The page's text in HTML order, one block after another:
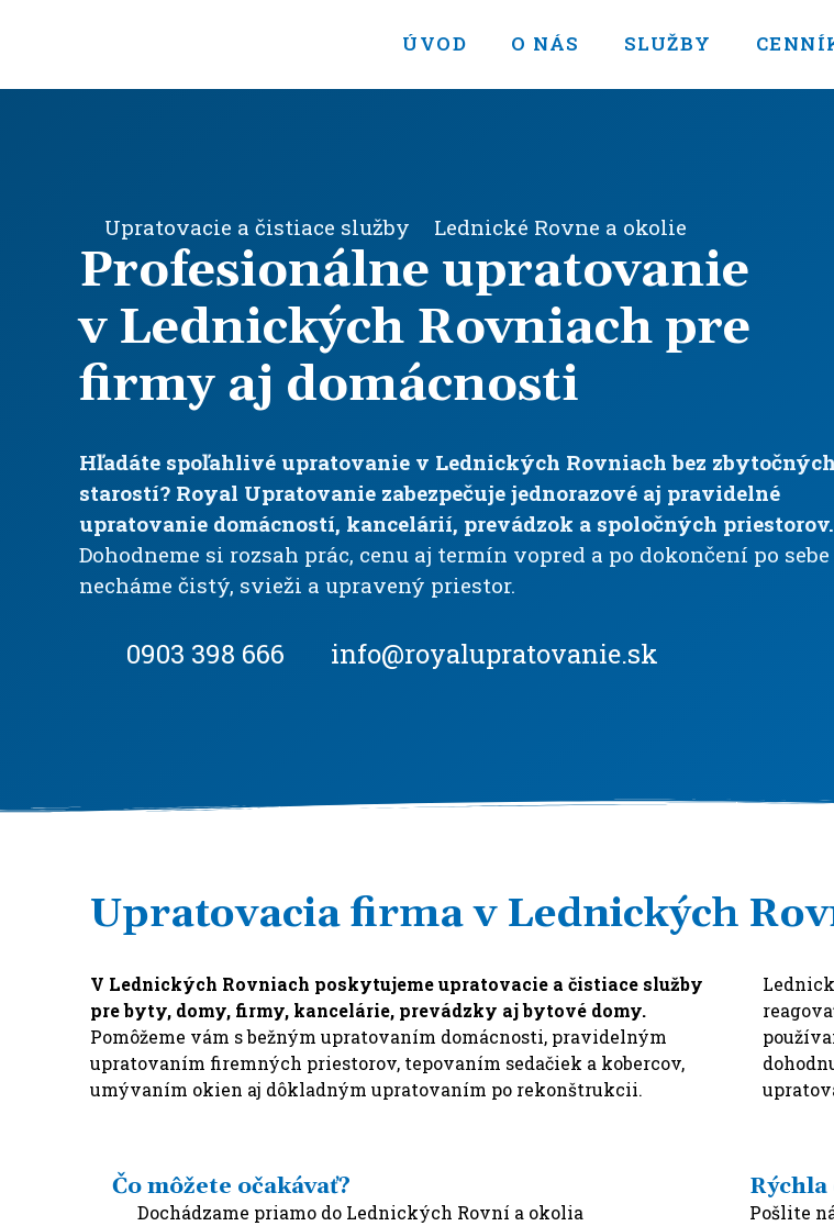
ÚVOD O NÁS SLUŽBY
Upratovacie a čistiace služby Lednické Rovne a okolie
Profesionálne upratovanie
v Lednických Rovniach pre
firmy aj domácnosti
Hľadáte spoľahlivé upratovanie v Lednických Rovniach bez zbytočných
starostí? Royal Upratovanie zabezpečuje jednorazové aj pravidelné
upratovanie domácností, kancelárií, prevádzok a spoločných priestorov.
Dohodneme si rozsah prác, cenu aj termín vopred a po dokončení po sebe
necháme čistý, svieži a upravený priestor.
0903 398 666 info@royalupratovanie.sk
Upratovacia firma v Lednických
V Lednických Rovniach poskytujeme upratovacie a čistiace služby
pre byty, domy, firmy, kancelárie, prevádzky aj bytové domy.
Pomôžeme vám s bežným upratovaním domácnosti, pravidelným
upratovaním firemných priestorov, tepovaním sedačiek a kobercov,
umývaním okien aj dôkladným upratovaním po rekonštrukcii.
Čo môžete očakávať?
Dochádzame priamo do Lednických Rovní a okolia
Pošlite